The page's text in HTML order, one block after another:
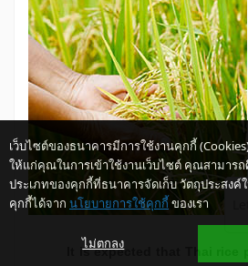
It is expected that Thai rice
เว็บไซต์ของธนาคารมีการใช้งานคุกกี้
ให้แก่คุณในการเข้าใช้งานเว็บไซต์ คุณสามารถ
ประเภทของคุกกี้ที่ธนาคารจัดเก็บ วัตถุประสงค์
คุกกี้ได้จาก นโยบายการใช้คุกกี้ ของเรา
ไม่ตกลง